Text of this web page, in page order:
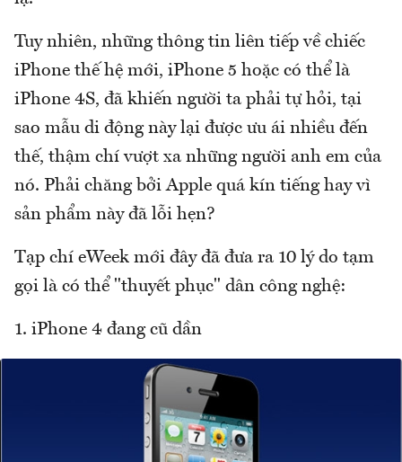
Tuy nhiên, những thông tin liên tiếp về chiếc
iPhone thế hệ mới, iPhone 5 hoặc có thể là
iPhone 4S, đã khiến người ta phải tự hỏi, tại
sao mẫu di động này lại được ưu ái nhiều đến
thế, thậm chí vượt xa những người anh em của
nó. Phải chăng bởi Apple quá kín tiếng hay vì
sản phẩm này đã lỗi hẹn?
Tạp chí eWeek mới đây đã đưa ra 10 lý do tạm
gọi là có thể "thuyết phục" dân công nghệ:
1. iPhone 4 đang cũ dần